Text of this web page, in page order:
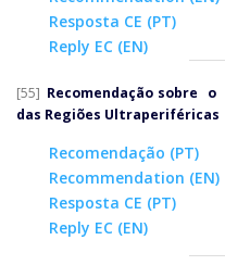
Resposta CE (PT)
Reply EC (EN)
[55] Recomendação sobre o
das Regiões Ultraperiféricas
Recomendação (PT)
Recommendation (EN)
Resposta CE (PT)
Reply EC (EN)